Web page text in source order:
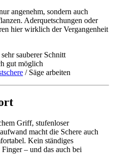
angenehm, sondern auch
Aderquetschungen oder
hier wirklich der Vergangenheit
sauberer Schnitt
gut möglich
/ Säge arbeiten
Griff, stufenloser
macht die Schere auch
Kein ständiges
– und das auch bei